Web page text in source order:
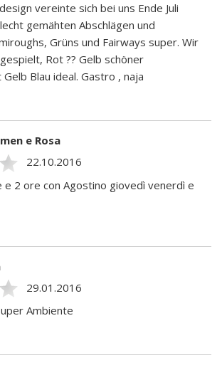
vereinte sich bei uns Ende Juli
gemähten Abschlägen und
Grüns und Fairways super. Wir
Rot ?? Gelb schöner
Blau ideal. Gastro , naja
e Rosa
22.10.2016
2 ore con Agostino giovedì venerdì e
29.01.2016
Ambiente